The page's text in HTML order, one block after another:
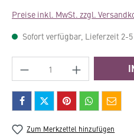
Preise inkl. MwSt. zzgl.
Sofort verfügbar, Lieferzeit 2-
Produkt Anzahl:
Zum Merkzettel hinzufügen